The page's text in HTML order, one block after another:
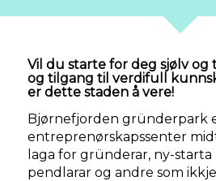
Vil du starte for deg sjølv og
og tilgang til verdifull
er dette staden å vere!
Bjørnefjorden gründerpark
entreprenørskapssenter
laga for gründerar, ny-
pendlarar og andre som